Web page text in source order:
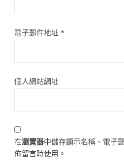
電子郵件地址 *
個人網站網址
在瀏覽器中儲存顯示名稱、電子
佈留言時使用。